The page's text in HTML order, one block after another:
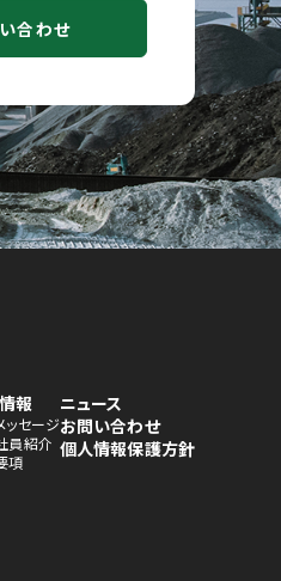
合わせ
報
ッセージ
員紹介
項
ニュース
お問い合わせ
個人情報保護方針